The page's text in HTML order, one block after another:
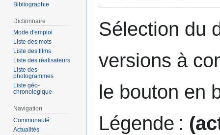
navigation
recherche
Sélection du
versions à
le bouton en
Légende :
Bibliographie
Dictionnaire
Mode d'emploi
Liste des mots
Liste des films
Liste des réalisateurs
Liste des
photogrammes
Liste géo-
chronologique
Navigation
Communauté
Actualités